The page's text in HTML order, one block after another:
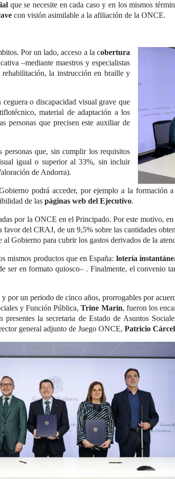
que se necesite en cada caso y en los mismos
con visión asimilable a la afiliación de la ONCE.
Por un lado, acceso a la cobertura
–mediante maestros y especialistas
la instrucción en braille y
o discapacidad visual grave que
material de adaptación a los
personas que precisen este auxiliar de
personas que, sin cumplir los requisitos
igual o superior al 33%, sin incluir
de Andorra).
podrá acceder, por ejemplo a la formación
de las páginas web del Ejecutivo.
por la ONCE en el Principado. Por este motivo,
del CRAJ, de un 9,5% sobre las cantidades
Gobierno para cubrir los gastos derivados de la
mismos productos que en España: lotería
ser en formato quiosco– . Finalmente, el convenio
un periodo de cinco años, prorrogables por
y Función Pública,Trine Marín, fueron los
presentes la secretaria de Estado de Asuntos
general adjunto de Juego ONCE, Patricio